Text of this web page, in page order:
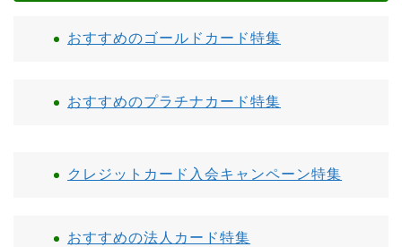
おすすめのゴールドカード特集
おすすめのプラチナカード特集
クレジットカード入会キャンペーン特集
おすすめの法人カード特集